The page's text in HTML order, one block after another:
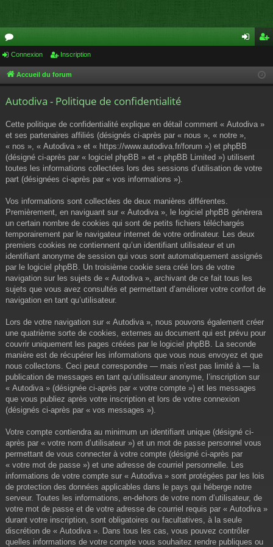
or
u cri
Connexion Inscription
Accueil du forum
Autodiva - Politique de confidentialité
Cette politique de confidentialité explique en détail comment « Autodiva »
et ses partenaires affiliés (désignés ci-après par « nous », « notre »,
« nos », « Autodiva » et « https://www.autodiva.fr/forum ») et phpBB
(désigné ci-après par « logiciel phpBB » et « phpBB Limited ») utilisent
toutes les informations collectées lors des sessions d’utilisation de votre
part (désignées ci-après par « vos informations »).
Vos informations sont collectées de deux manières différentes.
Premièrement, en naviguant sur « Autodiva », le logiciel phpBB génèrera
un certain nombre de cookies qui sont de petits fichiers téléchargés
temporairement par le navigateur internet de votre ordinateur. Les deux
premiers cookies ne contiennent qu’un identifiant utilisateur et un
identifiant anonyme de session qui vous sont automatiquement assignés
par le logiciel phpBB. Un troisième cookie sera créé lors de votre
navigation sur les sujets de « Autodiva », archivant de ce fait tous les
sujets que vous avez consultés et permettant d’améliorer votre confort de
navigation en tant qu’utilisateur.
Lors de votre navigation sur « Autodiva », nous pouvons également créer
une quatrième sorte de cookies, externes au document qui est prévu pour
couvrir uniquement les pages créées par le logiciel phpBB. La seconde
manière est de récupérer les informations que vous nous envoyez et que
nous collectons. Ceci peut correspondre — mais n’est pas limité à — la
publication de messages en tant qu’utilisateur anonyme, l’inscription sur
« Autodiva » (désignée ci-après par « votre compte ») et les messages
que vous publiez après votre inscription et lors de votre connexion
(désignés ci-après par « vos messages »).
Votre compte contiendra au minimum un identifiant unique (désigné ci-
après par « votre nom d’utilisateur ») et un mot de passe personnel vous
permettant de vous connecter à votre compte (désigné ci-après par
« votre mot de passe ») et une adresse de courriel personnelle. Les
informations de votre compte sur « Autodiva » sont protégées par les lois
de protection des données applicables dans le pays qui héberge notre
serveur. Toutes les informations, en-dehors de votre nom d’utilisateur, de
votre mot de passe et de votre adresse de courriel requis par « Autodiva »
durant votre inscription, sont obligatoires ou facultatives, à la seule
discrétion de « Autodiva ». Dans tous les cas, vous pouvez contrôler
quelles informations de votre compte vous souhaitez rendre publiques ou